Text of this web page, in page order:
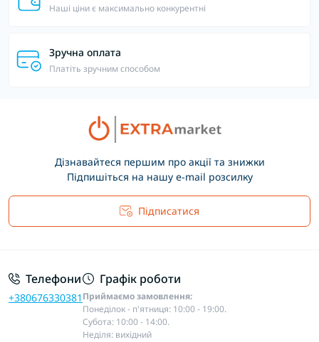
Наші ціни є максимально конкурентні
Зручна оплата
Платіть зручним способом
Дізнавайтеся першим про акції та знижки
Підпишіться на нашу e-mail розсилку
Підписатися
Телефони
+380676330381
Графік роботи
Приймаємо замовлення:
Понеділок - п'ятниця: 10:00 - 19:00.
Субота: 10:00 - 14:00.
Неділя: вихідний